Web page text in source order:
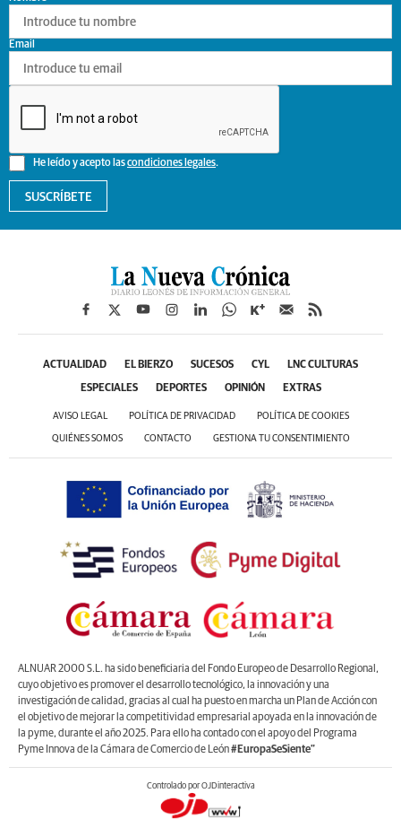
He leído y acepto lascondiciones legales.
Email
SUSCRÍBETE
ACTUALIDAD EL BIERZO SUCESOS CYL LNC CULTURAS
ESPECIALES DEPORTES OPINIÓN EXTRAS
AVISO LEGAL POLÍTICA DE PRIVACIDAD POLÍTICA DE COOKIES
QUIÉNES SOMOS CONTACTO GESTIONA TU CONSENTIMIENTO
ALNUAR 2000 S.L. ha sido beneficiaria del Fondo Europeo de Desarrollo Regional,
cuyo objetivo es promover el desarrollo tecnológico, la innovación y una
investigación de calidad, gracias al cual ha puesto en marcha un Plan de Acción con
el objetivo de mejorar la competitividad empresarial apoyada en la innovación de
la pyme, durante el año 2025. Para ello ha contado con el apoyo del Programa
Pyme Innova de la Cámara de Comercio de León#EuropaSeSiente”
Controlado por OJDinteractiva